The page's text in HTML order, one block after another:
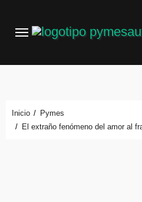
Inicio
Pymes
El extraño fenómeno del amor al